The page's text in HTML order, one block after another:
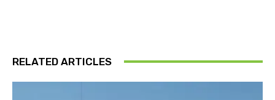
RELATED ARTICLES